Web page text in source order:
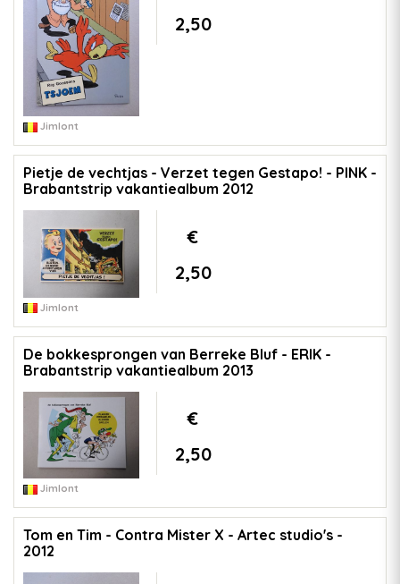
2,50
Jimlont
Pietje de vechtjas - Verzet tegen Gestapo! - PINK -
Brabantstrip vakantiealbum 2012
€
2,50
Jimlont
De bokkesprongen van Berreke Bluf - ERIK -
Brabantstrip vakantiealbum 2013
€
2,50
Jimlont
Tom en Tim - Contra Mister X - Artec studio's -
2012